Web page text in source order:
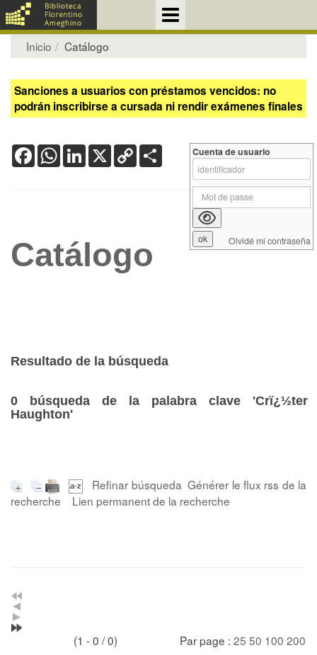
Inicio Catálogo
Sanciones a usuarios con préstamos vencidos: no
podrán inscribirse a cursada ni rendir exámenes finales
FacebookWhatsApp
LinkedIn
X Copy
Link
Catálogo
Resultado de la búsqueda
0 búsqueda de la palabra clave 'Crï¿½ter
Haughton'
Refinar búsqueda Générer le flux rss de la
recherche
Lien permanent de la recherche
(1 - 0 / 0) Par page : 25 50 100 200
Cuenta de usuario
Olvidé mi contraseña